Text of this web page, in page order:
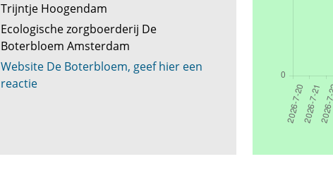
Trijntje Hoogendam
Ecologische zorgboerderij De
Boterbloem Amsterdam
Website De Boterbloem, geef hier een
reactie